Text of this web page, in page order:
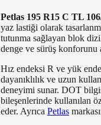
Petlas 195 R15 C TL
yaz lastiği olarak
tutunma sağlayan blok
denge ve sürüş
Hız endeksi R ve yük
dayanıklılık ve uzun
deneyimi sunar. DOT
bileşenlerinde kullanılan
eder. Ayrıca Petlas